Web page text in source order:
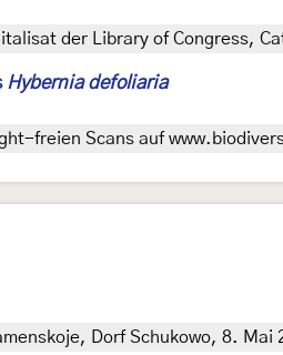
der Library of Congress,
Hybernia defoliaria
freien Scans auf
Dorf Schukowo, 8. Mai